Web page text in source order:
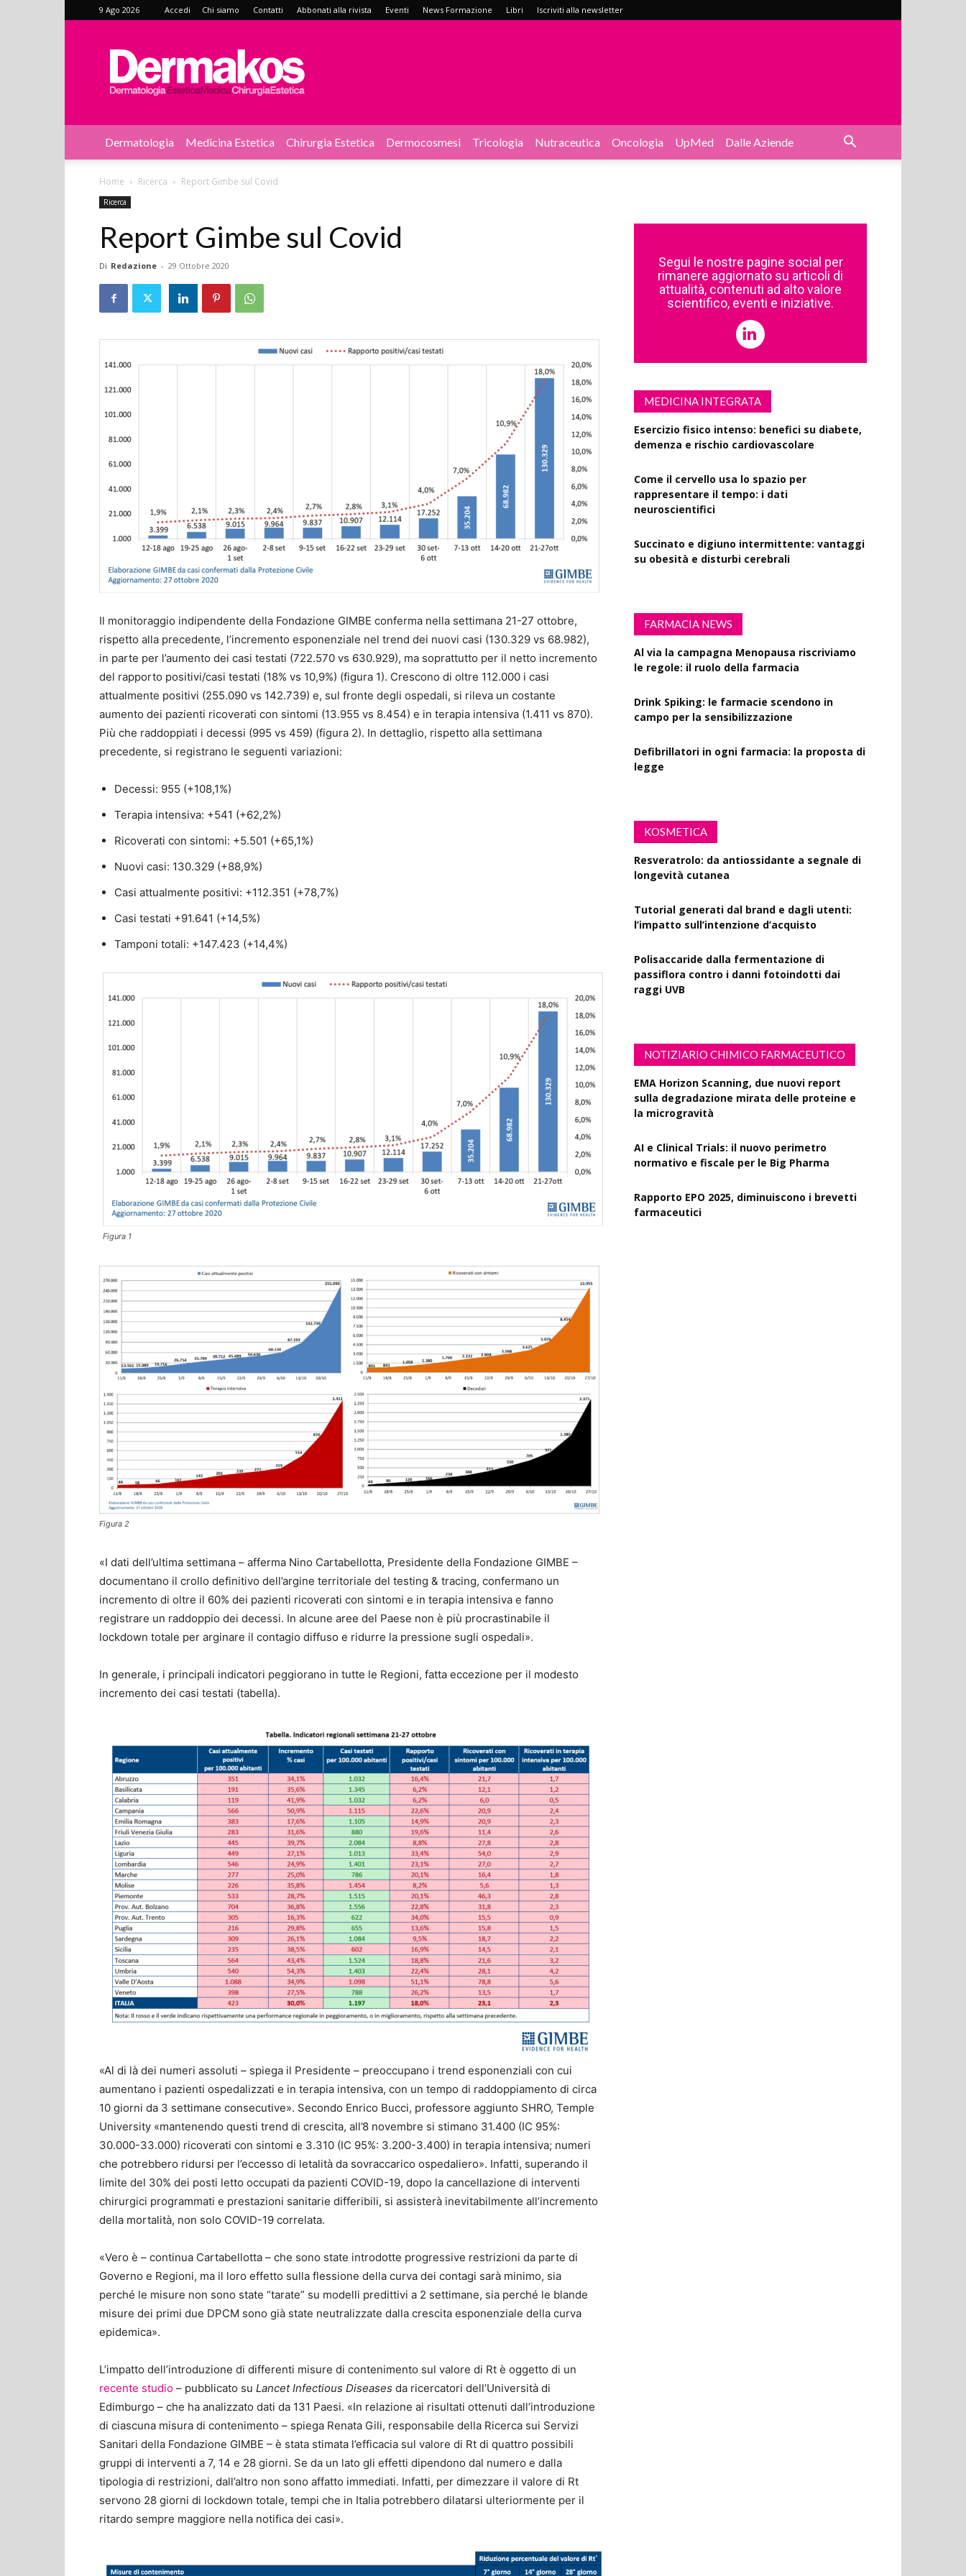
9 Ago 2026 Accedi Chi siamo Contatti Abbonati alla rivista Eventi News Formazione Libri Iscriviti alla newsletter
Dermakos
Dermatologia Medicina Estetica Chirurgia Estetica Dermocosmesi Tricologia Nutraceutica Oncologia UpMed Dalle Aziende
Home Ricerca Report Gimbe sul Covid
Ricerca
Report Gimbe sul Covid
Di Redazione - 29 Ottobre 2020
Il monitoraggio indipendente della Fondazione GIMBE conferma nella settimana 21-27 ottobre,
rispetto alla precedente, l’incremento esponenziale nel trend dei nuovi casi (130.329 vs 68.982),
in parte per l’aumento dei casi testati (722.570 vs 630.929), ma soprattutto per il netto incremento
del rapporto positivi/casi testati (18% vs 10,9%) (figura 1). Crescono di oltre 112.000 i casi
attualmente positivi (255.090 vs 142.739) e, sul fronte degli ospedali, si rileva un costante
aumento dei pazienti ricoverati con sintomi (13.955 vs 8.454) e in terapia intensiva (1.411 vs 870).
Più che raddoppiati i decessi (995 vs 459) (figura 2). In dettaglio, rispetto alla settimana
precedente, si registrano le seguenti variazioni:
Decessi: 955 (+108,1%)
Terapia intensiva: +541 (+62,2%)
Ricoverati con sintomi: +5.501 (+65,1%)
Nuovi casi: 130.329 (+88,9%)
Casi attualmente positivi: +112.351 (+78,7%)
Casi testati +91.641 (+14,5%)
Tamponi totali: +147.423 (+14,4%)
Figura 1
Figura 2
«I dati dell’ultima settimana – afferma Nino Cartabellotta, Presidente della Fondazione GIMBE –
documentano il crollo definitivo dell’argine territoriale del testing & tracing, confermano un
incremento di oltre il 60% dei pazienti ricoverati con sintomi e in terapia intensiva e fanno
registrare un raddoppio dei decessi. In alcune aree del Paese non è più procrastinabile il
lockdown totale per arginare il contagio diffuso e ridurre la pressione sugli ospedali».
In generale, i principali indicatori peggiorano in tutte le Regioni, fatta eccezione per il modesto
incremento dei casi testati (tabella).
«Al di là dei numeri assoluti – spiega il Presidente – preoccupano i trend esponenziali con cui
aumentano i pazienti ospedalizzati e in terapia intensiva, con un tempo di raddoppiamento di circa
10 giorni da 3 settimane consecutive». Secondo Enrico Bucci, professore aggiunto SHRO, Temple
University «mantenendo questi trend di crescita, all’8 novembre si stimano 31.400 (IC 95%:
30.000-33.000) ricoverati con sintomi e 3.310 (IC 95%: 3.200-3.400) in terapia intensiva; numeri
che potrebbero ridursi per l’eccesso di letalità da sovraccarico ospedaliero». Infatti, superando il
limite del 30% dei posti letto occupati da pazienti COVID-19, dopo la cancellazione di interventi
chirurgici programmati e prestazioni sanitarie differibili, si assisterà inevitabilmente all’incremento
della mortalità, non solo COVID-19 correlata.
«Vero è – continua Cartabellotta – che sono state introdotte progressive restrizioni da parte di
Governo e Regioni, ma il loro effetto sulla flessione della curva dei contagi sarà minimo, sia
perché le misure non sono state “tarate” su modelli predittivi a 2 settimane, sia perché le blande
misure dei primi due DPCM sono già state neutralizzate dalla crescita esponenziale della curva
epidemica».
L’impatto dell’introduzione di differenti misure di contenimento sul valore di Rt è oggetto di un
recente studio – pubblicato su Lancet Infectious Diseases da ricercatori dell’Università di
Edimburgo – che ha analizzato dati da 131 Paesi. «In relazione ai risultati ottenuti dall’introduzione
di ciascuna misura di contenimento – spiega Renata Gili, responsabile della Ricerca sui Servizi
Sanitari della Fondazione GIMBE – è stata stimata l’efficacia sul valore di Rt di quattro possibili
gruppi di interventi a 7, 14 e 28 giorni. Se da un lato gli effetti dipendono dal numero e dalla
tipologia di restrizioni, dall’altro non sono affatto immediati. Infatti, per dimezzare il valore di Rt
servono 28 giorni di lockdown totale, tempi che in Italia potrebbero dilatarsi ulteriormente per il
ritardo sempre maggiore nella notifica dei casi».
Segui le nostre pagine social per
rimanere aggiornato su articoli di
attualità, contenuti ad alto valore
scientifico, eventi e iniziative.
MEDICINA INTEGRATA
Esercizio fisico intenso: benefici su diabete,
demenza e rischio cardiovascolare
Come il cervello usa lo spazio per
rappresentare il tempo: i dati
neuroscientifici
Succinato e digiuno intermittente: vantaggi
su obesità e disturbi cerebrali
FARMACIA NEWS
Al via la campagna Menopausa riscriviamo
le regole: il ruolo della farmacia
Drink Spiking: le farmacie scendono in
campo per la sensibilizzazione
Defibrillatori in ogni farmacia: la proposta di
legge
KOSMETICA
Resveratrolo: da antiossidante a segnale di
longevità cutanea
Tutorial generati dal brand e dagli utenti:
l’impatto sull’intenzione d’acquisto
Polisaccaride dalla fermentazione di
passiflora contro i danni fotoindotti dai
raggi UVB
NOTIZIARIO CHIMICO FARMACEUTICO
EMA Horizon Scanning, due nuovi report
sulla degradazione mirata delle proteine e
la microgravità
AI e Clinical Trials: il nuovo perimetro
normativo e fiscale per le Big Pharma
Rapporto EPO 2025, diminuiscono i brevetti
farmaceutici